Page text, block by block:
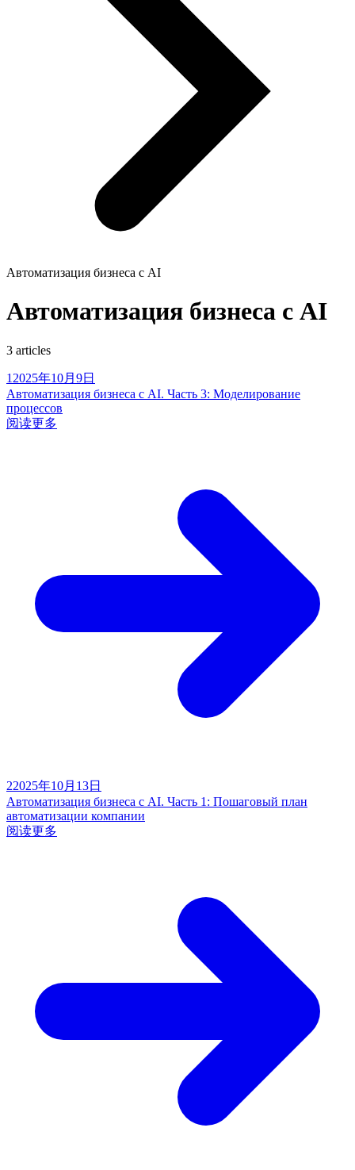
Автоматизация бизнеса с AI
Автоматизация бизнеса с AI
3 articles
1 2025年10月9日
Автоматизация бизнеса с AI. Часть 3: Моделирование
процессов
阅读更多
22025年10月13日
Автоматизация бизнеса с AI. Часть 1: Пошаговый план
автоматизации компании
阅读更多